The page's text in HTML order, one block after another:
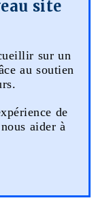
site
sur un
au soutien
de
aider à